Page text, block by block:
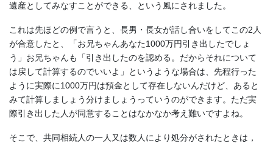
遺産としてみなすことができる、という風にされました。
これは先ほどの例で言うと、長男・長女が話し合いをしてこの2人
が合意したと、「お兄ちゃんあなた1000万円引き出したでしょ
う」お兄ちゃんも「引き出したのを認める。だからそれについて
は戻して計算するのでいいよ」というような場合は、先程行った
ように実際に1000万円は預金として存在しないんだけど、あると
みて計算しましょう分けましょうっていうのができます。ただ実
際引き出した人が同意することはなかなか考え難いですよね。
そこで、共同相続人の一人又は数人により処分がされたときは，